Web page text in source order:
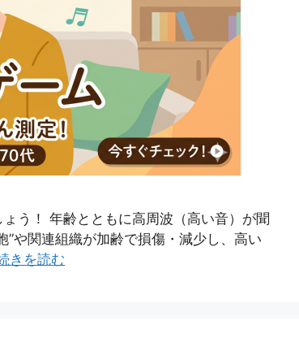
う！ 年齢とともに高周波（高い音）が聞
”や関連組織が加齢で損傷・減少し、高い
きを読む